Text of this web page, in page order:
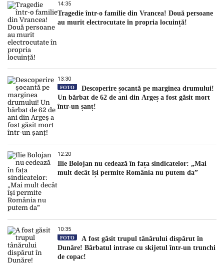
14:35
Tragedie într-o familie din Vrancea! Două persoane
au murit electrocutate în propria locuință!
13:30
FOTO
Descoperire șocantă pe marginea drumului!
Un bărbat de 62 de ani din Argeș a fost găsit mort
într-un șanț!
12:20
Ilie Bolojan nu cedează în fața sindicatelor: „Mai
mult decât își permite România nu putem da”
10:35
FOTO
A fost găsit trupul tânărului dispărut în
Dunăre! Bărbatul intrase cu skijetul într-un trunchi
de copac!